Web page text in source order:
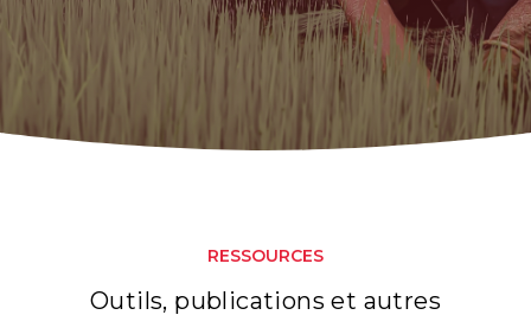
RESSOURCES
Outils, publications et autres